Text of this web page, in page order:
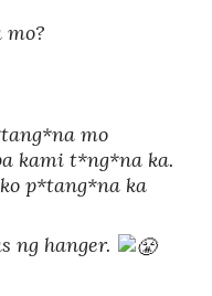
mo?
mo
kami t*ng*na ka.
p*tang*na ka
ng hanger.